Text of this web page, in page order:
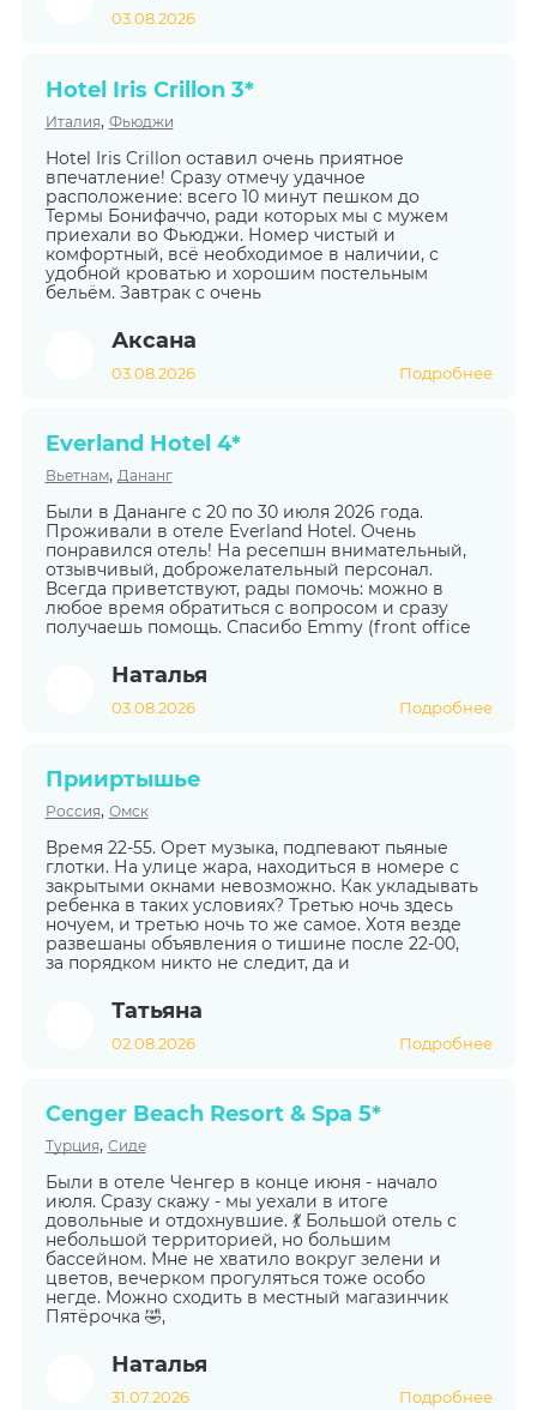
03.08.2026
Hotel Iris Crillon 3*
Италия, Фьюджи
Hotel Iris Crillon оставил очень приятное
впечатление! Сразу отмечу удачное
расположение: всего 10 минут пешком до
Термы Бонифаччо, ради которых мы с мужем
приехали во Фьюджи. Номер чистый и
комфортный, всё необходимое в наличии, с
удобной кроватью и хорошим постельным
бельём. Завтрак с очень
Аксана
03.08.2026 Подробнее
Everland Hotel 4*
Вьетнам, Дананг
Были в Дананге с 20 по 30 июля 2026 года.
Проживали в отеле Everland Hotel. Очень
понравился отель! На ресепшн внимательный,
отзывчивый, доброжелательный персонал.
Всегда приветствуют, рады помочь: можно в
любое время обратиться с вопросом и сразу
получаешь помощь. Спасибо Emmy (front office
Наталья
03.08.2026 Подробнее
Прииртышье
Россия, Омск
Время 22-55. Орет музыка, подпевают пьяные
глотки. На улице жара, находиться в номере с
закрытыми окнами невозможно. Как укладывать
ребенка в таких условиях? Третью ночь здесь
ночуем, и третью ночь то же самое. Хотя везде
развешаны объявления о тишине после 22-00,
за порядком никто не следит, да и
Татьяна
02.08.2026 Подробнее
Cenger Beach Resort & Spa 5*
Турция, Сиде
Были в отеле Ченгер в конце июня - начало
июля. Сразу скажу - мы уехали в итоге
довольные и отдохнувшие. 💃 Большой отель с
небольшой территорией, но большим
бассейном. Мне не хватило вокруг зелени и
цветов, вечерком прогуляться тоже особо
негде. Можно сходить в местный магазинчик
Пятёрочка 🤣,
Наталья
31.07.2026 Подробнее